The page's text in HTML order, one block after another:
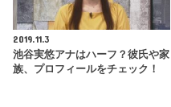
2019.11.3
池谷実悠アナはハーフ？彼氏や家
族、プロフィールをチェック！